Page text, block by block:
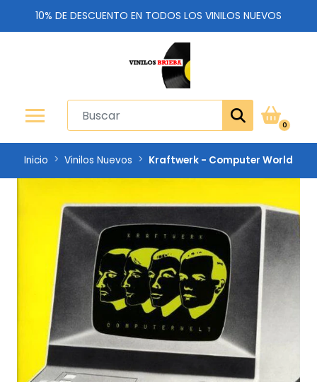
10% DE DESCUENTO EN TODOS LOS VINILOS NUEVOS
0
Inicio Vinilos Nuevos Kraftwerk - Computer World